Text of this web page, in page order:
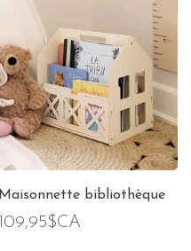
Maisonnette bibliothèque
109,95$CA